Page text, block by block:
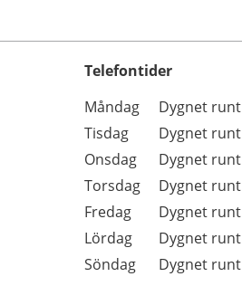
Telefontider
Dag
Öppettider
Kommentarer
Måndag
Dygnet runt
Tisdag
Dygnet runt
Onsdag
Dygnet runt
Torsdag
Dygnet runt
Fredag
Dygnet runt
Lördag
Dygnet runt
Söndag
Dygnet runt